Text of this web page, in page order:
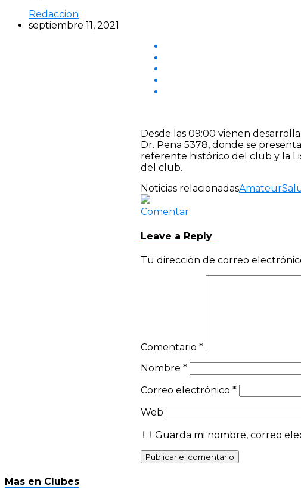
Redaccion
septiembre 11, 2021
Desde las 09:00 vienen
Dr. Pena 5378, donde se
referente histórico del club y la
del club.
Noticias relacionadasAmateur
Comentar
Leave a Reply
Tu dirección de correo
Comentario *
Nombre *
Correo electrónico *
Web
Guarda mi nombre, correo
Mas en Clubes